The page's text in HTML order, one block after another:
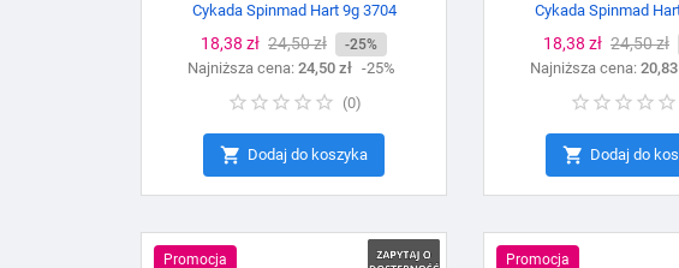
Cykada Spinmad Hart 9g 3704
Cena
18,38 zł Cena
podstawowa
24,50 zł -25%
Najniższa cena: 24,50 zł -25%
(0)
 Dodaj do koszyka
Cykada Spinmad
Cena
18,38 zł Cena
24,50 zł
Najniższa cena: 20,83
 Dodaj do
Promocja Promocja